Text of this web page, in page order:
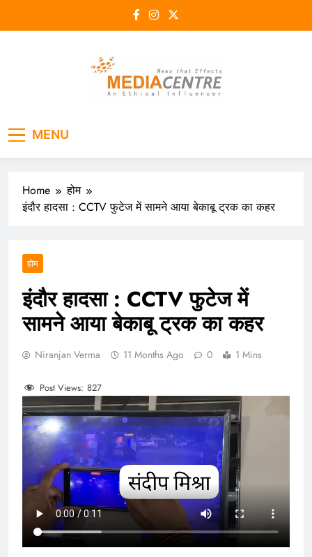
MENU
Home
होम
इंदौर हादसा : CCTV फुटेज में सामने आया बेकाबू ट्रक का कहर
होम
इंदौर हादसा : CCTV फुटेज में
सामने आया बेकाबू ट्रक का कहर
Niranjan Verma 11 Months Ago 0 1 Mins
Post Views: 827